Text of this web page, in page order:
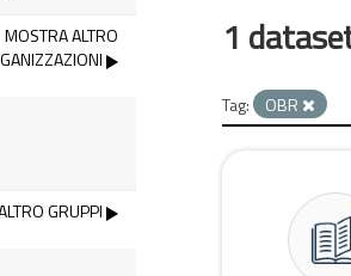
MOSTRA ALTRO
GRUPPI
1
Tag: OBR